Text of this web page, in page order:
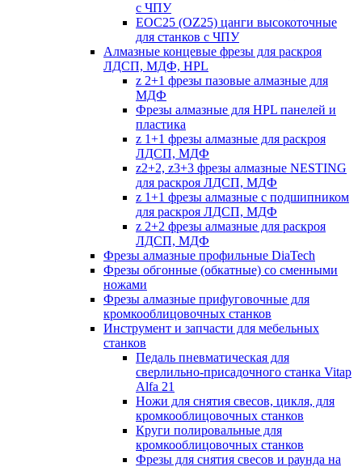
с ЧПУ
EOC25 (OZ25) цанги высокоточные
для станков с ЧПУ
Алмазные концевые фрезы для раскроя
ЛДСП, МДФ, HPL
z 2+1 фрезы пазовые алмазные для
МДФ
Фрезы алмазные для HPL панелей и
пластика
z 1+1 фрезы алмазные для раскроя
ЛДСП, МДФ
z2+2, z3+3 фрезы алмазные NESTING
для раскроя ЛДСП, МДФ
z 1+1 фрезы алмазные с подшипником
для раскроя ЛДСП, МДФ
z 2+2 фрезы алмазные для раскроя
ЛДСП, МДФ
Фрезы алмазные профильные DiaTech
Фрезы обгонные (обкатные) со сменными
ножами
Фрезы алмазные прифуговочные для
кромкооблицовочных станков
Инструмент и запчасти для мебельных
станков
Педаль пневматическая для
сверлильно-присадочного станка Vitap
Alfa 21
Ножи для снятия свесов, цикля, для
кромкооблицовочных станков
Круги полировальные для
кромкооблицовочных станков
Фрезы для снятия свесов и раунда на